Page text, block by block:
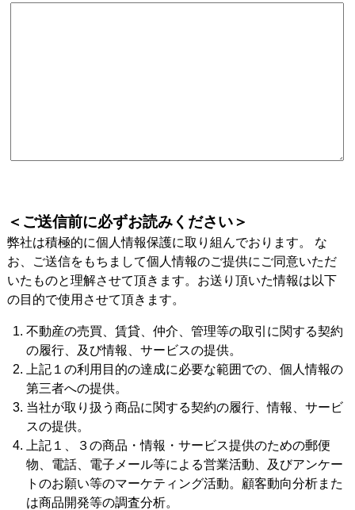
＜ご送信前に必ずお読みください＞
弊社は積極的に個人情報保護に取り組んでおります。 な
お、ご送信をもちまして個人情報のご提供にご同意いただ
いたものと理解させて頂きます。お送り頂いた情報は以下
の目的で使用させて頂きます。
不動産の売買、賃貸、仲介、管理等の取引に関する契約
の履行、及び情報、サービスの提供。
上記１の利用目的の達成に必要な範囲での、個人情報の
第三者への提供。
当社が取り扱う商品に関する契約の履行、情報、サービ
スの提供。
上記１、３の商品・情報・サービス提供のための郵便
物、電話、電子メール等による営業活動、及びアンケー
トのお願い等のマーケティング活動。顧客動向分析また
は商品開発等の調査分析。